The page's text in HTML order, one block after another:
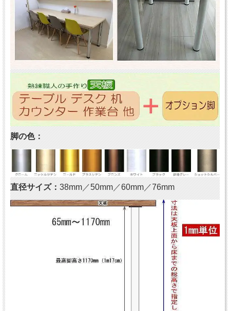
脚の色：
直径サイズ：38mm／50mm／60mm／76mm